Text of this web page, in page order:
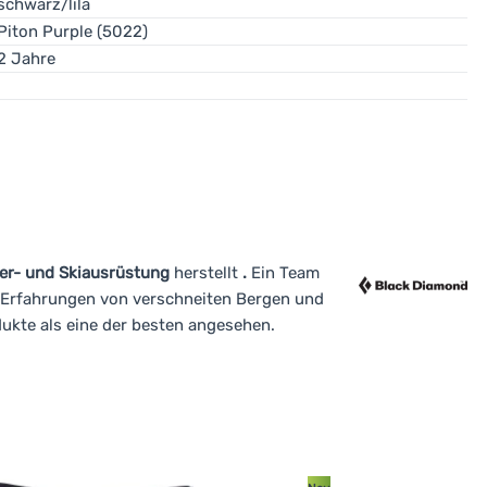
lila
Purple (5022)
Jahre
und Skiausrüstung herstellt . Ein Team
von verschneiten Bergen und
als eine der besten angesehen.